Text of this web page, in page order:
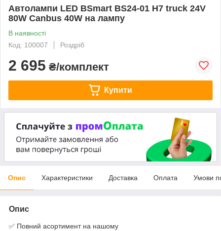
Автолампи LED BSmart BS24-01 H7 truck 24V
80W Canbus 40W на лампу
В наявності
Код: 100007
Роздріб
2 695 ₴/комплект
Купити
Опис Характеристики Доставка Оплата Умови
Опис
✅ Повний асортимент на нашому